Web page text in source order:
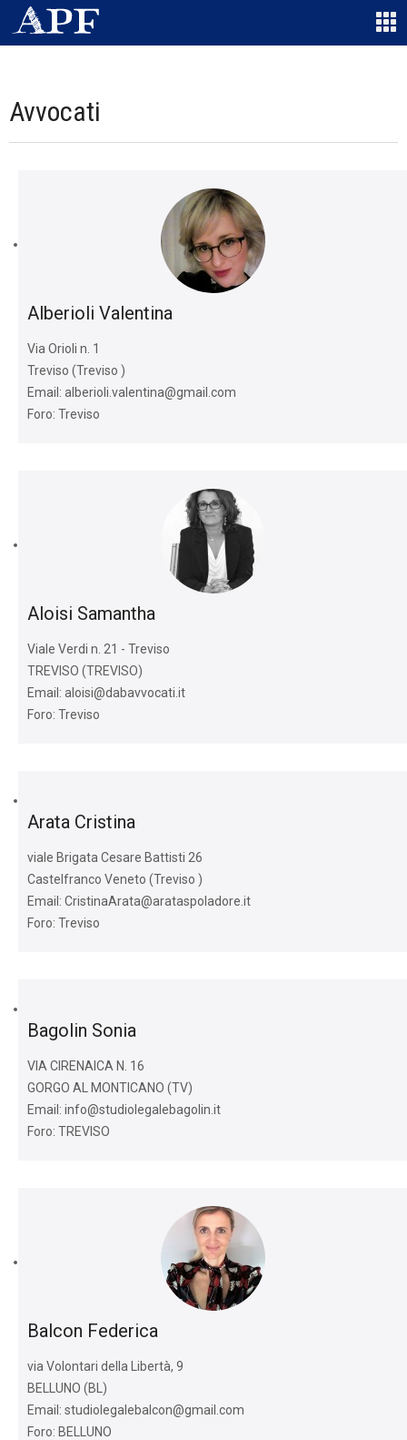
Avvocati
Alberioli Valentina
Via Orioli n. 1
Treviso (Treviso )
Email: alberioli.valentina@gmail.com
Foro: Treviso
Aloisi Samantha
Viale Verdi n. 21 - Treviso
TREVISO (TREVISO)
Email: aloisi@dabavvocati.it
Foro: Treviso
Arata Cristina
viale Brigata Cesare Battisti 26
Castelfranco Veneto (Treviso )
Email: CristinaArata@arataspoladore.it
Foro: Treviso
Bagolin Sonia
VIA CIRENAICA N. 16
GORGO AL MONTICANO (TV)
Email: info@studiolegalebagolin.it
Foro: TREVISO
Balcon Federica
via Volontari della Libertà, 9
BELLUNO (BL)
Email: studiolegalebalcon@gmail.com
Foro: BELLUNO